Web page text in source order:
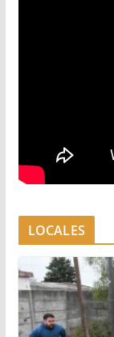
LOCALES